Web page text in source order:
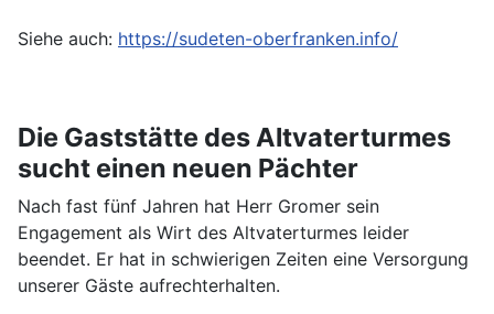
Siehe auch: https://sudeten-oberfranken.info/
Die Gaststätte des Altvaterturmes
sucht einen neuen Pächter
Nach fast fünf Jahren hat Herr Gromer sein
Engagement als Wirt des Altvaterturmes leider
beendet. Er hat in schwierigen Zeiten eine Versorgung
unserer Gäste aufrechterhalten.